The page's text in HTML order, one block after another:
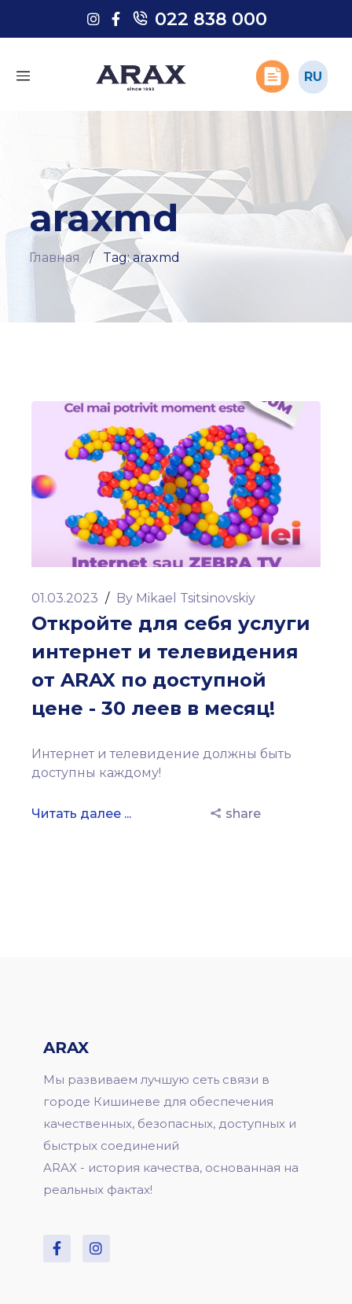
022 838 000
RU
022 838 000
RU
araxmd
Главная / Tag: araxmd
01.03.2023 / By Mikael Tsitsinovskiy
Откройте для себя услуги
интернет и телевидения
от ARAX по доступной
цене - 30 леев в месяц!
Интернет и телевидение должны быть
доступны каждому!
Читать далее ... share
ARAX
Мы развиваем лучшую сеть связи в
городе Кишиневе для обеспечения
качественных, безопасных, доступных и
быстрых соединений
ARAX - история качества, основанная на
реальных фактах!